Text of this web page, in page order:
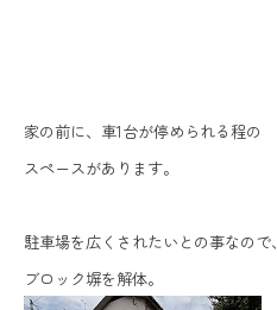
家の前に、車1台が停められる程の
スペースがあります。
駐車場を広くされたいとの事なので、
ブロック塀を解体。